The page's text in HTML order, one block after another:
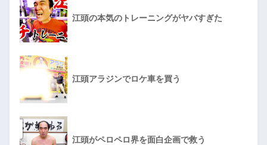
江頭の本気のトレーニングがヤバすぎた
江頭アラジンでロケ車を買う
江頭がペロペロ界を面白企画で救う